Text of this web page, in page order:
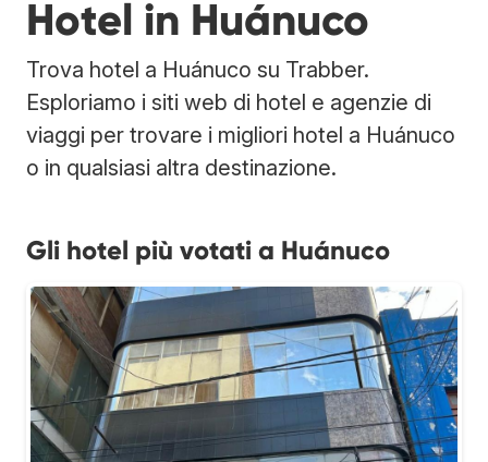
Hotel in Huánuco
Trova hotel a Huánuco su Trabber.
Esploriamo i siti web di hotel e agenzie di
viaggi per trovare i migliori hotel a Huánuco
o in qualsiasi altra destinazione.
Gli hotel più votati a Huánuco